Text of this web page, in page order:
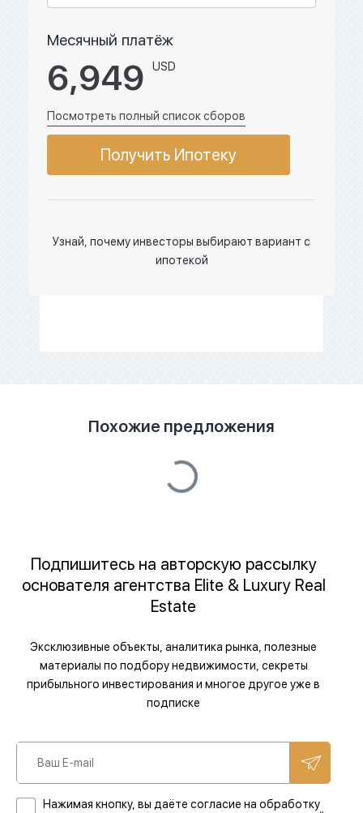
Месячный платёж
6,949 USD
Посмотреть полный список сборов
Получить Ипотеку
Узнай, почему инвесторы выбирают вариант с
ипотекой
Похожие предложения
Подпишитесь на авторскую рассылку
основателя агентства Elite & Luxury Real
Estate
Эксклюзивные объекты, аналитика рынка, полезные
материалы по подбору недвижимости, секреты
прибыльного инвестирования и многое другое уже в
подписке
Нажимая кнопку, вы даёте согласие на обработку